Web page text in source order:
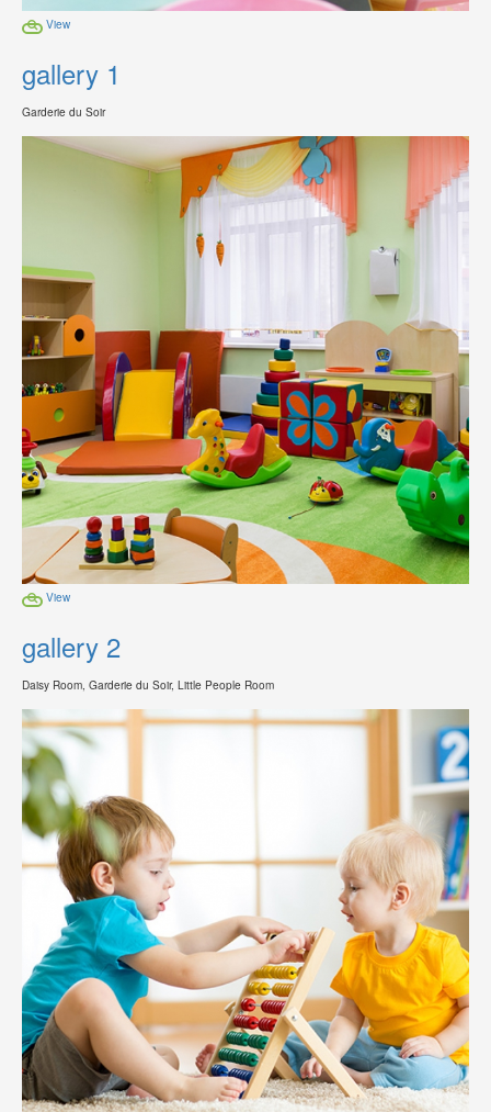
View
gallery 1
Garderie du Soir
View
gallery 2
Daisy Room, Garderie du Soir, Little People Room